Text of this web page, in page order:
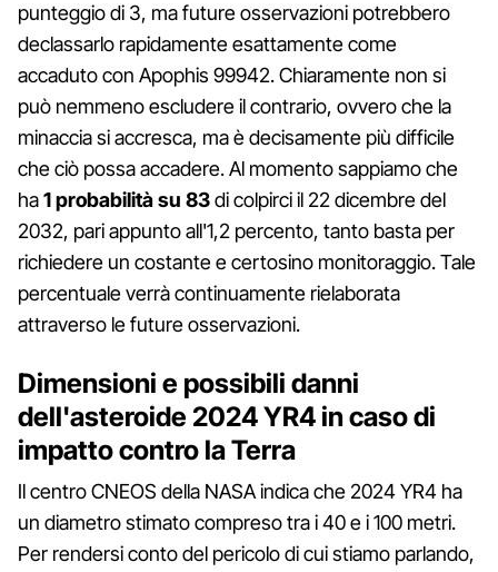
punteggio di 3, ma future osservazioni potrebbero
declassarlo rapidamente esattamente come
accaduto con Apophis 99942. Chiaramente non si
può nemmeno escludere il contrario, ovvero che la
minaccia si accresca, ma è decisamente più difficile
che ciò possa accadere. Al momento sappiamo che
ha1 probabilità su 83di colpirci il 22 dicembre del
2032, pari appunto all'1,2 percento, tanto basta per
richiedere un costante e certosino monitoraggio. Tale
percentuale verrà continuamente rielaborata
attraverso le future osservazioni.
Dimensioni e possibili danni
dell'asteroide 2024 YR4 in caso di
impatto contro la Terra
Il centro CNEOS della NASA indica che 2024 YR4 ha
un diametro stimato compreso tra i 40 e i 100 metri.
Per rendersi conto del pericolo di cui stiamo parlando,